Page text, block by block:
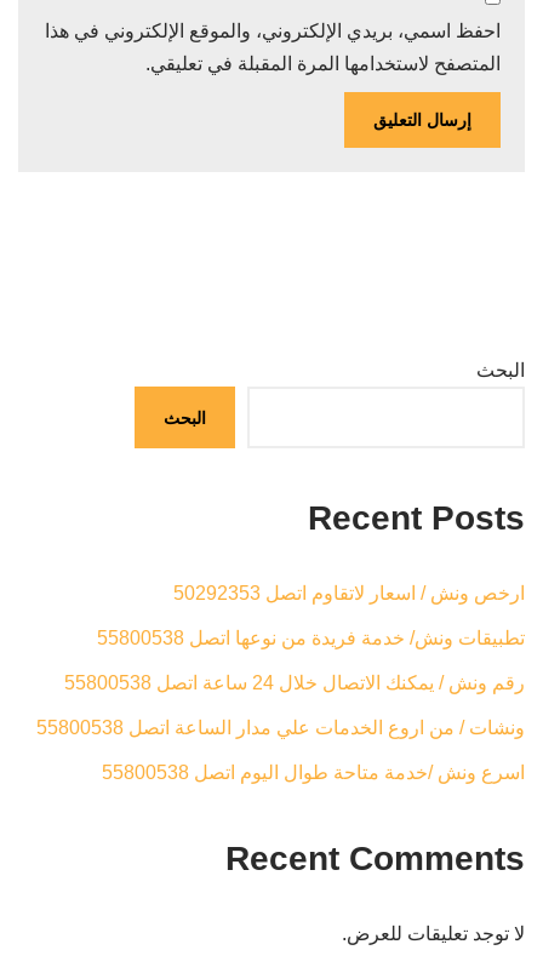
احفظ اسمي، بريدي الإلكتروني، والموقع الإلكتروني في هذا
المتصفح لاستخدامها المرة المقبلة في تعليقي.
البحث
البحث
Recent Posts
ارخص ونش / اسعار لاتقاوم اتصل 50292353
تطبيقات ونش/ خدمة فريدة من نوعها اتصل 55800538
رقم ونش / يمكنك الاتصال خلال 24 ساعة اتصل 55800538
ونشات / من اروع الخدمات علي مدار الساعة اتصل 55800538
اسرع ونش /خدمة متاحة طوال اليوم اتصل 55800538
Recent Comments
لا توجد تعليقات للعرض.